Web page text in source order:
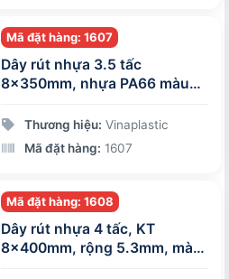
Mã đặt hàng: 1607
Dây rút nhựa 3.5 tấc
8x350mm, nhựa PA66 màu
Thương hiệu: Vinaplastic
Mã đặt hàng: 1607
Mã đặt hàng: 1608
Dây rút nhựa 4 tấc, KT
8x400mm, rộng 5.3mm, màu